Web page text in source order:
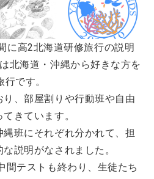
高2北海道研修旅行の説明
北海道・沖縄から好きな方を
です。
、部屋割りや行動班や自由
きています。
班にそれぞれ分かれて、担
説明がなされました。
テストも終わり、生徒たち